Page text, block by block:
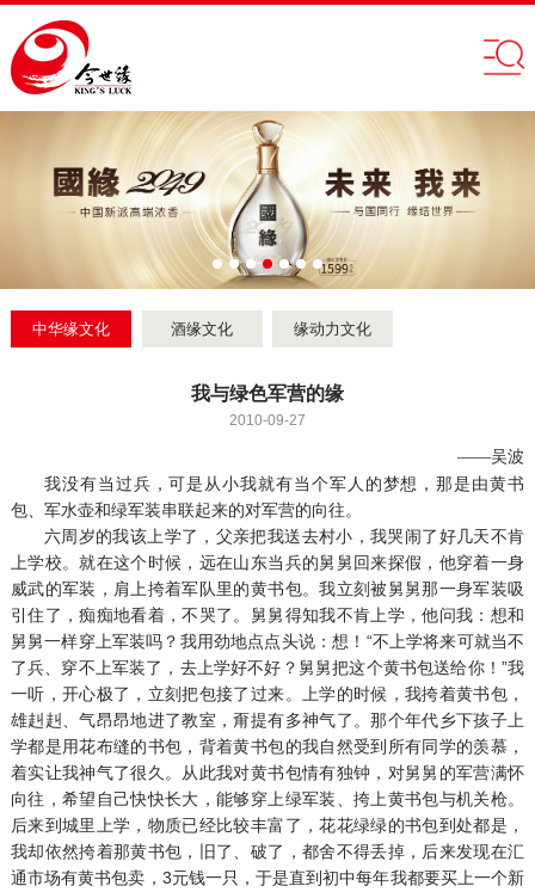
中华缘文化 酒缘文化 缘动力文化
我与绿色军营的缘
2010-09-27
——吴波
我没有当过兵，可是从小我就有当个军人的梦想，那是由黄书
包、军水壶和绿军装串联起来的对军营的向往。
六周岁的我该上学了，父亲把我送去村小，我哭闹了好几天不肯
上学校。就在这个时候，远在山东当兵的舅舅回来探假，他穿着一身
威武的军装，肩上挎着军队里的黄书包。我立刻被舅舅那一身军装吸
引住了，痴痴地看着，不哭了。舅舅得知我不肯上学，他问我：想和
舅舅一样穿上军装吗？我用劲地点点头说：想！“不上学将来可就当不
了兵、穿不上军装了，去上学好不好？舅舅把这个黄书包送给你！”我
一听，开心极了，立刻把包接了过来。上学的时候，我挎着黄书包，
雄赳赳、气昂昂地进了教室，甭提有多神气了。那个年代乡下孩子上
学都是用花布缝的书包，背着黄书包的我自然受到所有同学的羡慕，
着实让我神气了很久。从此我对黄书包情有独钟，对舅舅的军营满怀
向往，希望自己快快长大，能够穿上绿军装、挎上黄书包与机关枪。
后来到城里上学，物质已经比较丰富了，花花绿绿的书包到处都是，
我却依然挎着那黄书包，旧了、破了，都舍不得丢掉，后来发现在汇
通市场有黄书包卖，3元钱一只，于是直到初中每年我都要买上一个新